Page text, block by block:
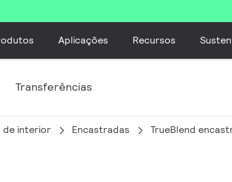
Aplicações Recursos
Transferências
de interior Encastradas TrueBlend